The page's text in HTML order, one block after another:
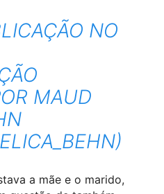
NO
MAUD
a mãe e o marido,